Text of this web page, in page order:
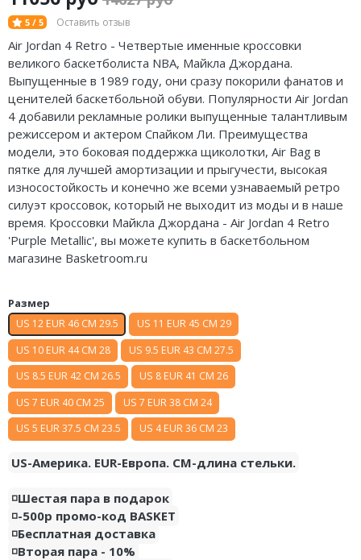
5 / 5 Оставить отзыв
Air Jordan 4 Retro - Четвертые именные кроссовки
великого баскетболиста NBA, Майкла Джордана.
Выпущенные в 1989 году, они сразу покорили фанатов и
ценителей баскетбольной обуви. Популярности Air Jordan
4 добавили рекламные ролики выпущенные талантливым
режиссером и актером Спайком Ли. Преимущества
модели, это боковая поддержка щиколотки, Air Bag в
пятке для лучшей амортизации и прыгучести, высокая
износостойкость и конечно же всеми узнаваемый ретро
силуэт кроссовок, который не выходит из моды и в наше
время. Кроссовки Майкла Джордана - Air Jordan 4 Retro
'Purple Metallic', вы можете купить в баскетбольном
магазине Basketroom.ru
Размер
US 12 EUR 46 CM 29.5
US 11 EUR 45 CM 29
US 10 EUR 44 CM 28
US 9.5 EUR 43 CM 27.5
US 8.5 EUR 42 CM 26.5
US 8 EUR 41 CM 26
US 7 EUR 40 CM 25
US 7 EUR 38 CM 24
US 5 EUR 37.5 CM 23.5
US 4 EUR 36 CM 23
US-Америка. EUR-Европа. CM-длина стельки.
◽️Шестая пара в подарок
◽️-500р промо-код BASKET
◽️Бесплатная доставка
◽️Вторая пара - 10%
Nike Air Deldon
Nike Sabrina
Nike A’ja
Nike ST
Nike GT
Nike Ja
Nike Book
Nike LeBron
Nike Freak
Nike KD
Nike PG
Nike Kobe
Nike Uptempo
Nike Foamposite